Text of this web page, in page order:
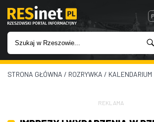
WIADOMOŚCI
STRONA GŁÓWNA / ROZRYWKA / KALENDARIUM
REKLAMA